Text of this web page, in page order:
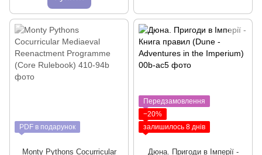
PDF в подарунок
Monty Pythons Cocurricular
Передзамовлення
−20%
залишилось 8 днів
Дюна. Пригоди в Імперії -